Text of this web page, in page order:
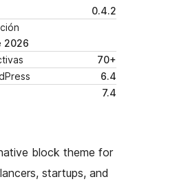
0.4.2
2026
70+
6.4
7.4
block theme for
startups, and